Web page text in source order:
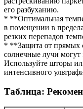
его разбуханию.
* **Оптимальная
в помещении в
резких перепадов
* **Защита от прямых
солнечные лучи могут
Используйте шторы
интенсивного
Таблица: